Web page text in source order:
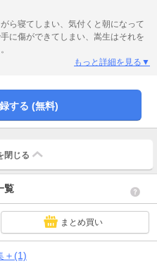
ら寝てしまい、気付くと朝になって
に傷ができてしまい、嵩生はそれを
もっと詳細を見る▼
する (無料)
閉じる
覧
まとめ買い
＋(1)